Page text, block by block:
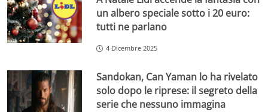
un albero speciale sotto i 20 euro:
tutti ne parlano
4 Dicembre 2025
Sandokan, Can Yaman lo ha rivelato
solo dopo le riprese: il segreto della
serie che nessuno immagina